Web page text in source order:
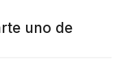
uno de